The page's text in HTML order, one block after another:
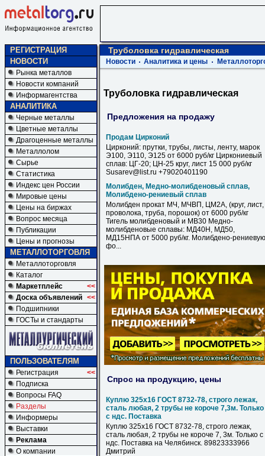
РЕГИСТРАЦИЯ
НОВОСТИ
Рынка металлов
Новости компаний
Информагентства
АНАЛИТИКА
Черные металлы
Цветные металлы
Драгоценные металлы
Металлолом
Сырье
Статистика
Индекс цен России
Мировые цены
Цены на биржах
Вопрос месяца
Публикации
Цены и прогнозы
МЕТАЛЛОТОРГОВЛЯ
Металлоторговля
Каталог
Маркетплейс
<<
Доска объявлений <<
Подшипники
ГОСТы и стандарты
ПОЛЬЗОВАТЕЛЯМ
Регистрация
<<
Подписка
Вопросы FAQ
Разделы
Информеры
Выставки
Реклама
О компании
Труболовка гидравлическая
Новости Аналитика и цены
Труболовка гидравлическая
Предложения на продажу
Продам Цирконий
Цирконий: прутки, трубы, листы, ленту, марок
Э100, Э110, Э125 от 6000 руб/кг Циркониевый
сплав: ЦГ-20; ЦН-25 круг, лист 15 000 руб/кг
Susarev@list.ru +79020401190
Молибден, Медно-молибденовый сплав,
Молибдено-рениевый сплав
Молибден прокат МЧ, МЧВП, ЦМ2А, (круг, лист,
проволока, труба, порошок) от 6000 руб/кг
Тигель молибденовый и МВ30 Медно-
молибденовые сплавы: МД40Н, МД50,
МД15НПА от 5000 руб/кг. Молибдено-рениевую
фо...
Спрос на продукцию, цены
Куплю 325х16 ГОСТ 8732-78, строго лежак,
сталь любая, 2 трубы не короче 7,3м. Только
с ндс. Поставка
Куплю 325х16 ГОСТ 8732-78, строго лежак,
сталь любая, 2 трубы не короче 7, 3м. Только с
ндс. Поставка на Челябинск. 89823333966
Дмитрий